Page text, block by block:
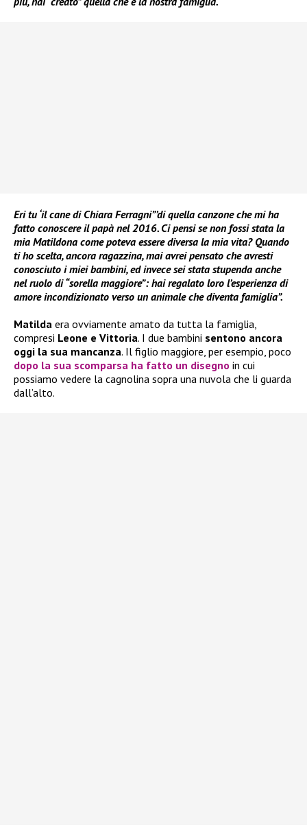
Eri tu ‘il cane di Chiara Ferragni”’di quella canzone che mi ha
fatto conoscere il papà nel 2016. Ci pensi se non fossi stata la
mia Matildona come poteva essere diversa la mia vita? Quando
ti ho scelta, ancora ragazzina, mai avrei pensato che avresti
conosciuto i miei bambini, ed invece sei stata stupenda anche
nel ruolo di “sorella maggiore”: hai regalato loro l’esperienza di
amore incondizionato verso un animale che diventa famiglia”.
Matilda era ovviamente amato da tutta la famiglia,
compresi Leone e Vittoria. I due bambini sentono ancora
oggi la sua mancanza. Il figlio maggiore, per esempio, poco
dopo la sua scomparsa ha fatto un disegno in cui
possiamo vedere la cagnolina sopra una nuvola che li guarda
dall’alto.